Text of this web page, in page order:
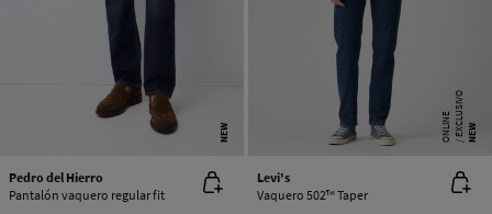
NEW
Pedro del Hierro
Pantalón vaquero regular fit
NEW
E
X
C
L
U SI
V
O
O
N
LI
N
E
Levi's
Vaquero 502™ Taper